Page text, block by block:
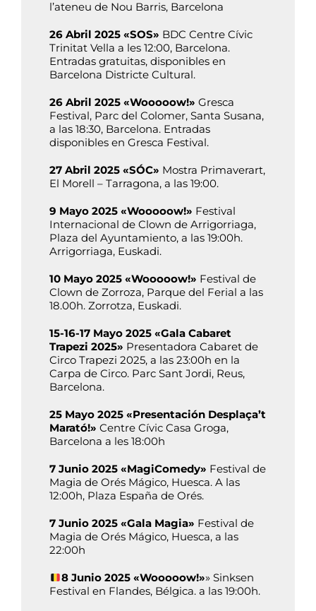
l’ateneu de Nou Barris, Barcelona
26 Abril 2025 «SOS» BDC Centre Cívic
Trinitat Vella a les 12:00, Barcelona.
Entradas gratuitas, disponibles en
Barcelona Districte Cultural.
26 Abril 2025 «Wooooow!» Gresca
Festival, Parc del Colomer, Santa Susana,
a las 18:30, Barcelona. Entradas
disponibles en Gresca Festival.
27 Abril 2025 «SÓC» Mostra Primaverart,
El Morell – Tarragona, a las 19:00.
9 Mayo 2025 «Wooooow!» Festival
Internacional de Clown de Arrigorriaga,
Plaza del Ayuntamiento, a las 19:00h.
Arrigorriaga, Euskadi.
10 Mayo 2025 «Wooooow!» Festival de
Clown de Zorroza, Parque del Ferial a las
18.00h. Zorrotza, Euskadi.
15-16-17 Mayo 2025 «Gala Cabaret
Trapezi 2025» Presentadora Cabaret de
Circo Trapezi 2025, a las 23:00h en la
Carpa de Circo. Parc Sant Jordi, Reus,
Barcelona.
25 Mayo 2025 «Presentación Desplaça’t
Marató!» Centre Cívic Casa Groga,
Barcelona a les 18:00h
7 Junio 2025 «MagiComedy» Festival de
Magia de Orés Mágico, Huesca. A las
12:00h, Plaza España de Orés.
7 Junio 2025 «Gala Magia» Festival de
Magia de Orés Mágico, Huesca, a las
22:00h
8 Junio 2025 «Wooooow!»» Sinksen
Festival en Flandes, Bélgica. a las 19:00h.